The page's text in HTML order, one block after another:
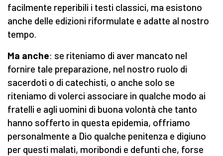
facilmente reperibili i testi classici, ma esistono
anche delle edizioni riformulate e adatte al nostro
tempo.
Ma anche: se riteniamo di aver mancato nel
fornire tale preparazione, nel nostro ruolo di
sacerdoti o di catechisti, o anche solo se
riteniamo di volerci associare in qualche modo ai
fratelli e agli uomini di buona volontà che tanto
hanno sofferto in questa epidemia, offriamo
personalmente a Dio qualche penitenza e digiuno
per questi malati, moribondi e defunti che, forse